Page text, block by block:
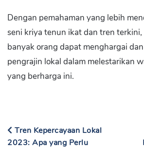
Dengan pemahaman yang lebih
seni kriya tenun ikat dan tren
banyak orang dapat menghargai
pengrajin lokal dalam melestarikan
yang berharga ini.
Tren Kepercayaan Lokal
2023: Apa yang Perlu